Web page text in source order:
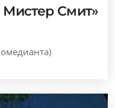
Мистер Смит»